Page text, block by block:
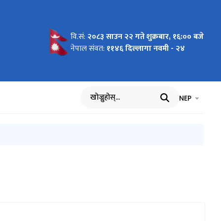
०७२) वि.सं: २०८३ साउन २२ गते शुक्रबार, १६:०० बजे
नेपाल संवत: ११४६ दिल्लागा नवमी - २४
खोज्नुहोस् भाषा चयन
NEP